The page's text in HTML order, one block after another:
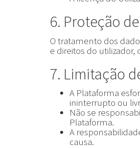
6. Proteção
O tratamento dos
e direitos do
7. Limitação
A Plataforma
ininterrupto ou
Não se
Plataforma.
A
causa.